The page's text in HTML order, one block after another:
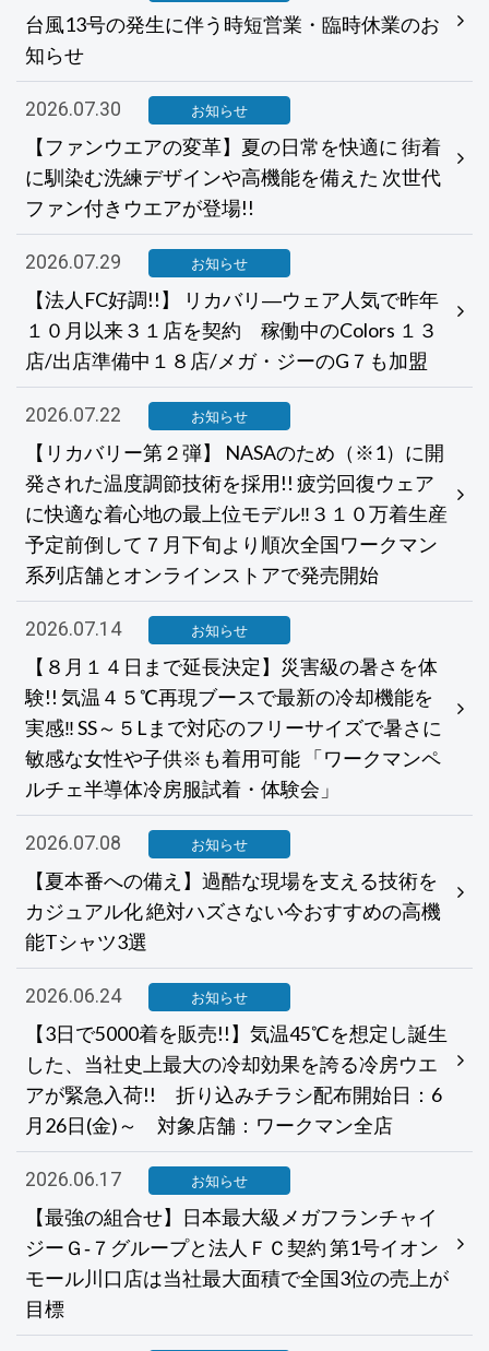
台風13号の発生に伴う時短営業・臨時休業のお
知らせ
2026.07.30 お知らせ
【ファンウエアの変革】夏の日常を快適に 街着
に馴染む洗練デザインや高機能を備えた 次世代
ファン付きウエアが登場!!
2026.07.29 お知らせ
【法人FC好調!!】 リカバリ―ウェア人気で昨年
１０月以来３１店を契約 稼働中のColors １３
店/出店準備中１８店/メガ・ジーのG７も加盟
2026.07.22 お知らせ
【リカバリー第２弾】 NASAのため（※1）に開
発された温度調節技術を採用!! 疲労回復ウェア
に快適な着心地の最上位モデル‼３１０万着生産
予定前倒して７月下旬より順次全国ワークマン
系列店舗とオンラインストアで発売開始
2026.07.14 お知らせ
【８月１４日まで延長決定】災害級の暑さを体
験!! 気温４５℃再現ブースで最新の冷却機能を
実感‼ SS～５Lまで対応のフリーサイズで暑さに
敏感な女性や子供※も着用可能 「ワークマンペ
ルチェ半導体冷房服試着・体験会」
2026.07.08 お知らせ
【夏本番への備え】過酷な現場を支える技術を
カジュアル化 絶対ハズさない今おすすめの高機
能Tシャツ3選
2026.06.24 お知らせ
【3日で5000着を販売!!】気温45℃を想定し誕生
した、当社史上最大の冷却効果を誇る冷房ウエ
アが緊急入荷!! 折り込みチラシ配布開始日：6
月26日(金)～ 対象店舗：ワークマン全店
2026.06.17 お知らせ
【最強の組合せ】日本最大級メガフランチャイ
ジーＧ‐７グループと法人ＦＣ契約 第1号イオン
モール川口店は当社最大面積で全国3位の売上が
目標